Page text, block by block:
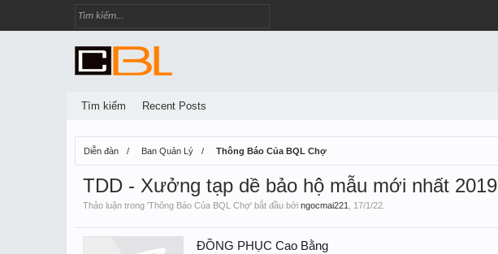
Diễn đàn Ban Quản Lý Thông Báo Của BQL Chợ
TDD - Xưởng tạp dề bảo hộ mẫu mới nhất 2019
Thảo luận trong 'Thông Báo Của BQL Chợ' bắt đầu bởi ngocmai221 17/1/22
ĐỒNG PHỤC Cao Bằng
Tìm kiếm Recent Posts